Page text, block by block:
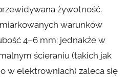
żywotność.
warunków
4–6 mm; jednakże w
ścieraniu (takich jak
w elektrowniach) zaleca się